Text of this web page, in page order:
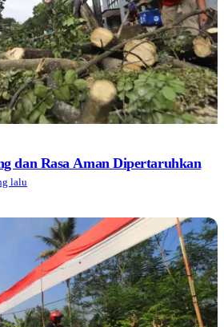
dan Rasa Aman Dipertaruhkan
lalu